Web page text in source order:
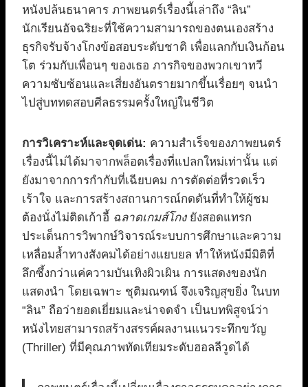
หนังปล้นธนาคาร ภาพยนตร์เรื่องนี้เล่าถึง “ลิน”
นักเรียนอัจฉริยะที่ใช้ความสามารถของตนเองสร้าง
ธุรกิจรับจ้างโกงข้อสอบระดับชาติ เพื่อแลกกับเงินก้อน
โต ร่วมกับเพื่อนๆ ของเธอ ภารกิจของพวกเขาทวี
ความซับซ้อนและเสี่ยงอันตรายมากขึ้นเรื่อยๆ จนนำ
ไปสู่บททดสอบศีลธรรมครั้งใหญ่ในชีวิต
การวิเคราะห์และจุดเด่น: ความสำเร็จของภาพยนตร์
เรื่องนี้ไม่ได้มาจากพล็อตเรื่องที่แปลกใหม่เท่านั้น แต่
ยังมาจากการกำกับที่เฉียบคม การตัดต่อที่รวดเร็ว
เร้าใจ และการสร้างสถานการณ์กดดันที่ทำให้ผู้ชม
ต้องนั่งไม่ติดเก้าอี้ ฉลาดเกมส์โกงยังสอดแทรก
ประเด็นการวิพากษ์วิจารณ์ระบบการศึกษาและความ
เหลื่อมล้ำทางสังคมได้อย่างแยบยล ทำให้หนังมีมิติที่
ลึกซึ้งกว่าแค่ความบันเทิงผิวเผิน การแสดงของนัก
แสดงนำ โดยเฉพาะ ชุติมณฑน์ จึงเจริญสุขยิ่ง ในบท
“ลิน” ถือว่ายอดเยี่ยมและน่าจดจำ เป็นบทพิสูจน์ว่า
หนังไทยสามารถสร้างสรรค์ผลงานแนวระทึกขวัญ
(Thriller) ที่มีคุณภาพทัดเทียมระดับฮอลลีวูดได้